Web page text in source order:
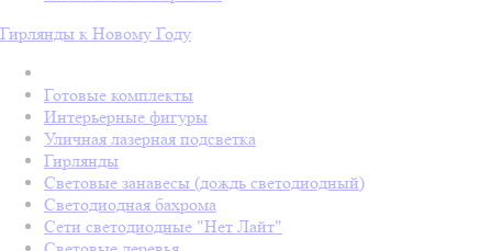
Гирлянды к Новому Году
Готовые комплекты
Интерьерные фигуры
Уличная лазерная подсветка
Гирлянды
Световые занавесы (дождь светодиодный)
Светодиодная бахрома
Сети светодиодные "Нет Лайт"